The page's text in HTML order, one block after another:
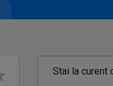
Stai la curent